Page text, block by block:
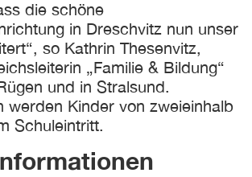
die schöne
in Dreschvitz nun unser
so Kathrin Thesenvitz,
„Familie & Bildung“
und in Stralsund.
werden Kinder von zweieinhalb
Schuleintritt.